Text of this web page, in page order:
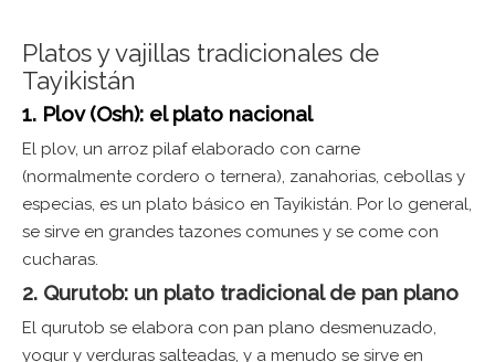
Platos y vajillas tradicionales de
Tayikistán
1. Plov (Osh): el plato nacional
El plov, un arroz pilaf elaborado con carne
(normalmente cordero o ternera), zanahorias, cebollas y
especias, es un plato básico en Tayikistán. Por lo general,
se sirve en grandes tazones comunes y se come con
cucharas.
2. Qurutob: un plato tradicional de pan plano
El qurutob se elabora con pan plano desmenuzado,
yogur y verduras salteadas, y a menudo se sirve en